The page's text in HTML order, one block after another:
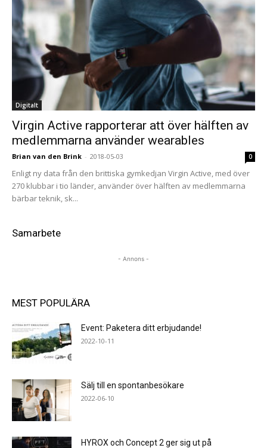
Digitalt
Virgin Active rapporterar att över hälften av
medlemmarna använder wearables
Brian van den Brink - 2018-05-03 0
Enligt ny data från den brittiska gymkedjan Virgin Active, med över
270 klubbar i tio länder, använder över hälften av medlemmarna
bärbar teknik, sk...
Samarbete
- Annons -
MEST POPULÄRA
Event: Paketera ditt erbjudande!
2022-10-11
Sälj till en spontanbesökare
2022-06-10
HYROX och Concept 2 ger sig ut på